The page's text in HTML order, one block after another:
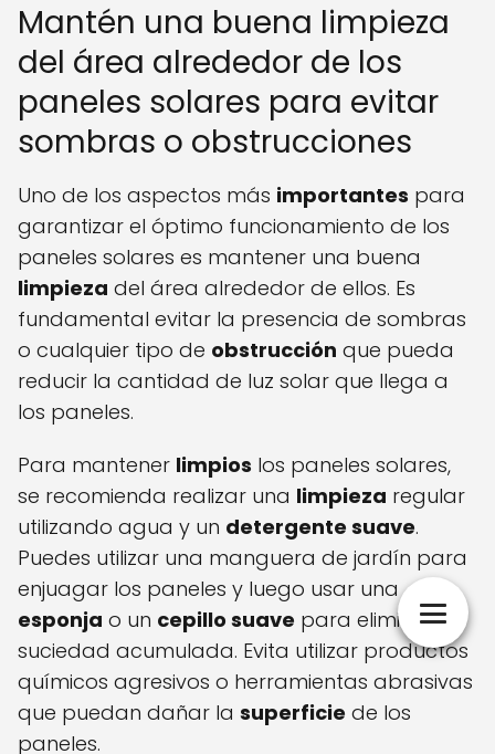
Mantén una buena limpieza
del área alrededor de los
paneles solares para evitar
sombras o obstrucciones
Uno de los aspectos más importantes para
garantizar el óptimo funcionamiento de los
paneles solares es mantener una buena
limpieza del área alrededor de ellos. Es
fundamental evitar la presencia de sombras
o cualquier tipo de obstrucción que pueda
reducir la cantidad de luz solar que llega a
los paneles.
Para mantener limpios los paneles solares,
se recomienda realizar una limpieza regular
utilizando agua y un detergente suave.
Puedes utilizar una manguera de jardín para
enjuagar los paneles y luego usar una
esponja o un cepillo suave para eliminar la
suciedad acumulada. Evita utilizar productos
químicos agresivos o herramientas abrasivas
que puedan dañar la superficie de los
paneles.